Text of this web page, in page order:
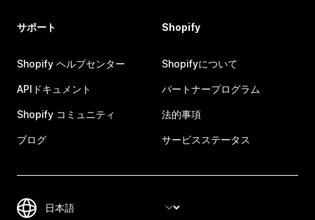
サポート
Shopify ヘルプセンター
APIドキュメント
Shopify コミュニティ
ブログ
Shopify
Shopifyについて
パートナープログラム
法的事項
サービスステータス